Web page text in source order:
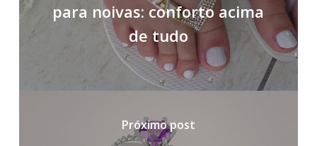
para noivas: conforto acima
de tudo
Próximo post